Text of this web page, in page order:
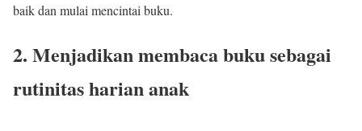
baik dan mulai mencintai buku.
2. Menjadikan membaca buku sebagai
rutinitas harian anak